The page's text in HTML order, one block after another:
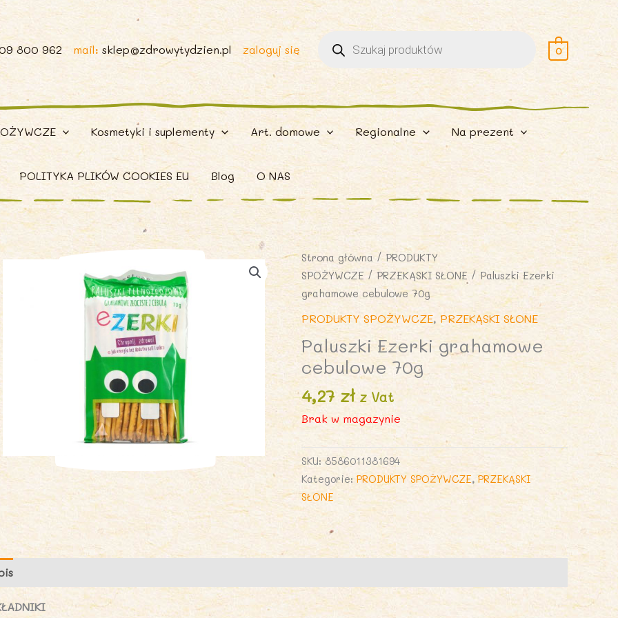
800 962 mail: sklep@zdrowytydzien.pl zaloguj się
Wyszukiwarka
produktów 0
Kosmetyki i suplementy Art. domowe Regionalne Na prezent
POLITYKA PLIKÓW COOKIES EU Blog O NAS
Strona główna / PRODUKTY
SPOŻYWCZE / PRZEKĄSKI SŁONE / Paluszki Ezerki
grahamowe cebulowe 70g
PRODUKTY SPOŻYWCZE, PRZEKĄSKI SŁONE
Paluszki Ezerki grahamowe
cebulowe 70g
4,27 zł z Vat
Brak w magazynie
SKU:8586011381694
Kategorie:PRODUKTY SPOŻYWCZE,PRZEKĄSKI
SŁONE